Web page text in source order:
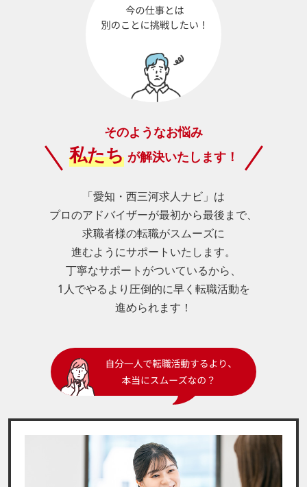
そのようなお悩み
私たちが解決いたします！
「愛知・西三河求人ナビ」は
プロのアドバイザーが最初から最後まで、
求職者様の転職がスムーズに
進むようにサポートいたします。
丁寧なサポートがついているから、
1人でやるより圧倒的に早く転職活動を
進められます！